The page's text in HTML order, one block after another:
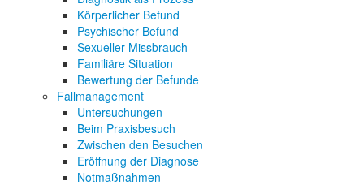
Körperlicher Befund
Psychischer Befund
Sexueller Missbrauch
Familiäre Situation
Bewertung der Befunde
Fallmanagement
Untersuchungen
Beim Praxisbesuch
Zwischen den Besuchen
Eröffnung der Diagnose
Notmaßnahmen